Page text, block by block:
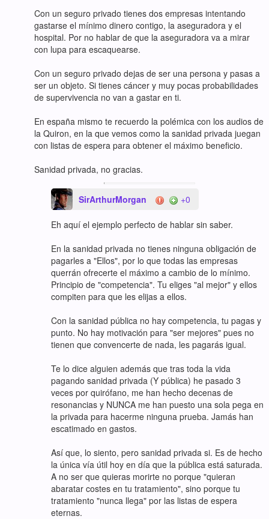
Con un seguro privado tienes dos empresas intentando
gastarse el mínimo dinero contigo, la aseguradora y el
hospital. Por no hablar de que la aseguradora va a mirar
con lupa para escaquearse.
Con un seguro privado dejas de ser una persona y pasas a
ser un objeto. Si tienes cáncer y muy pocas probabilidades
de supervivencia no van a gastar en ti.
En españa mismo te recuerdo la polémica con los audios de
la Quiron, en la que vemos como la sanidad privada juegan
con listas de espera para obtener el máximo beneficio.
Sanidad privada, no gracias.
SirArthurMorgan +0
Eh aquí el ejemplo perfecto de hablar sin saber.
En la sanidad privada no tienes ninguna obligación de
pagarles a "Ellos", por lo que todas las empresas
querrán ofrecerte el máximo a cambio de lo mínimo.
Principio de "competencia". Tu eliges "al mejor" y ellos
compiten para que les elijas a ellos.
Con la sanidad pública no hay competencia, tu pagas y
punto. No hay motivación para "ser mejores" pues no
tienen que convencerte de nada, les pagarás igual.
Te lo dice alguien además que tras toda la vida
pagando sanidad privada (Y pública) he pasado 3
veces por quirófano, me han hecho decenas de
resonancias y NUNCA me han puesto una sola pega en
la privada para hacerme ninguna prueba. Jamás han
escatimado en gastos.
Así que, lo siento, pero sanidad privada si. Es de hecho
la única vía útil hoy en día que la pública está saturada.
A no ser que quieras morirte no porque "quieran
abaratar costes en tu tratamiento", sino porque tu
tratamiento "nunca llega" por las listas de espera
eternas.